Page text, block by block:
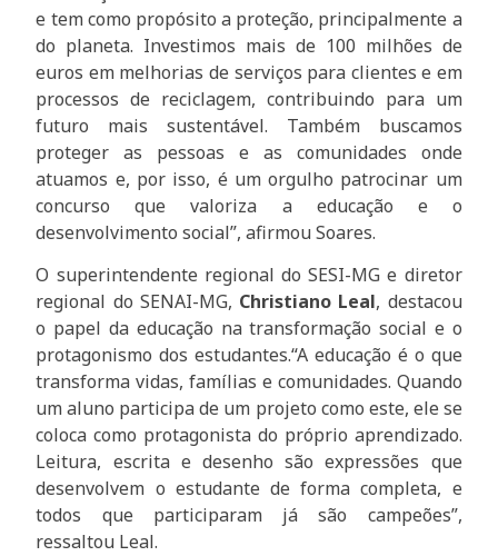
e tem como propósito a proteção, principalmente a
do planeta. Investimos mais de 100 milhões de
euros em melhorias de serviços para clientes e em
processos de reciclagem, contribuindo para um
futuro mais sustentável. Também buscamos
proteger as pessoas e as comunidades onde
atuamos e, por isso, é um orgulho patrocinar um
concurso que valoriza a educação e o
desenvolvimento social”, afirmou Soares.
O superintendente regional do SESI-MG e diretor
regional do SENAI-MG, Christiano Leal, destacou
o papel da educação na transformação social e o
protagonismo dos estudantes.“A educação é o que
transforma vidas, famílias e comunidades. Quando
um aluno participa de um projeto como este, ele se
coloca como protagonista do próprio aprendizado.
Leitura, escrita e desenho são expressões que
desenvolvem o estudante de forma completa, e
todos que participaram já são campeões”,
ressaltou Leal.